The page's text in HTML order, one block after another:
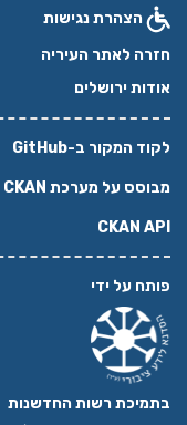
הצהרת נגישות
חזרה לאתר העיריה
אודות ירושלים
לקוד המקור ב-GitHub
מבוסס על מערכת CKAN
CKAN API
פותח על ידי
בתמיכת רשות החדשנות